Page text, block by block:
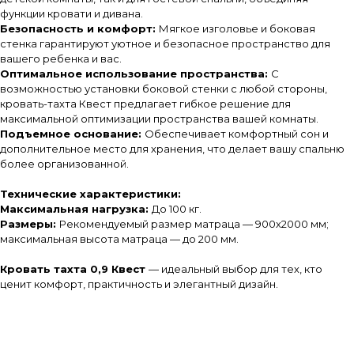
функции кровати и дивана.
Безопасность и комфорт: Мягкое изголовье и боковая
стенка гарантируют уютное и безопасное пространство для
вашего ребенка и вас.
Оптимальное использование пространства: С
возможностью установки боковой стенки с любой стороны,
кровать-тахта Квест предлагает гибкое решение для
максимальной оптимизации пространства вашей комнаты.
Подъемное основание: Обеспечивает комфортный сон и
дополнительное место для хранения, что делает вашу спальню
более организованной.
Технические характеристики:
Максимальная нагрузка: До 100 кг.
Размеры: Рекомендуемый размер матраца — 900х2000 мм;
максимальная высота матраца — до 200 мм.
Кровать тахта 0,9 Квест — идеальный выбор для тех, кто
ценит комфорт, практичность и элегантный дизайн.